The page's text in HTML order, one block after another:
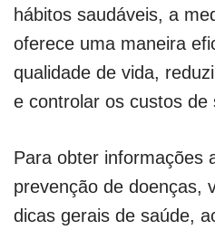
hábitos saudáveis, a
oferece uma maneira
qualidade de vida,
e controlar os custos de
Para obter informações
prevenção de doenças,
dicas gerais de saúde,